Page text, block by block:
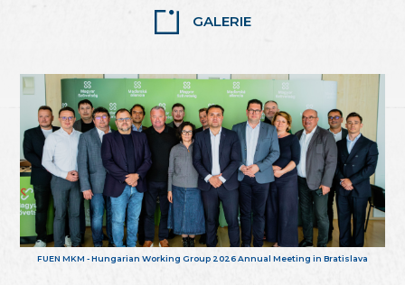
GALERIE
FUEN MKM - Hungarian Working Group 2026 Annual Meeting in Bratislava